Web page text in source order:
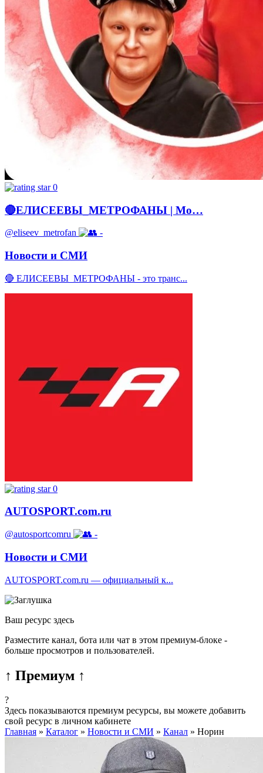
0
🔴ЕЛИСЕЕВЫ_МЕТРОФАНЫ | Мо…
@eliseev_metrofan -
Новости и СМИ
🔴 ЕЛИСЕЕВЫ_МЕТРОФАНЫ - это транс...
0
AUTOSPORT.com.ru
@autosportcomru -
Новости и СМИ
AUTOSPORT.com.ru — официальный к...
Ваш ресурс здесь
Разместите канал, бота или чат в этом премиум-блоке -
больше просмотров и пользователей.
↑ Премиум ↑
?
Здесь показываются премиум ресурсы, вы можете добавить
свой ресурс в личном кабинете
Главная » Каталог » Новости и СМИ » Канал » Норин